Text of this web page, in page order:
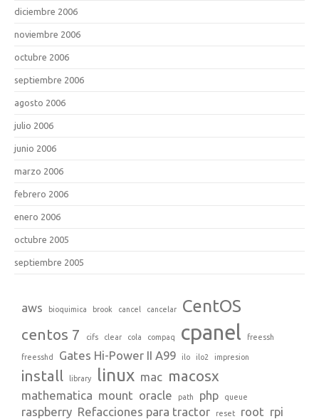
diciembre 2006
noviembre 2006
octubre 2006
septiembre 2006
agosto 2006
julio 2006
junio 2006
marzo 2006
febrero 2006
enero 2006
octubre 2005
septiembre 2005
aws bioquimica brook cancel cancelar CentOS
centos 7 cifs clear cola compaq cpanel freessh
freesshd Gates Hi-Power II A99 ilo ilo2 impresion
install library linux mac macosx
mathematica mount oracle path php queue
raspberry Refacciones para tractor reset root rpi